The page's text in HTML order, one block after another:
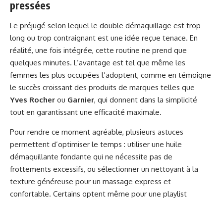
pressées
Le préjugé selon lequel le double démaquillage est trop
long ou trop contraignant est une idée reçue tenace. En
réalité, une fois intégrée, cette routine ne prend que
quelques minutes. L’avantage est tel que même les
femmes les plus occupées l’adoptent, comme en témoigne
le succès croissant des produits de marques telles que
Yves Rocher ou Garnier, qui donnent dans la simplicité
tout en garantissant une efficacité maximale.
Pour rendre ce moment agréable, plusieurs astuces
permettent d’optimiser le temps : utiliser une huile
démaquillante fondante qui ne nécessite pas de
frottements excessifs, ou sélectionner un nettoyant à la
texture généreuse pour un massage express et
confortable. Certains optent même pour une playlist